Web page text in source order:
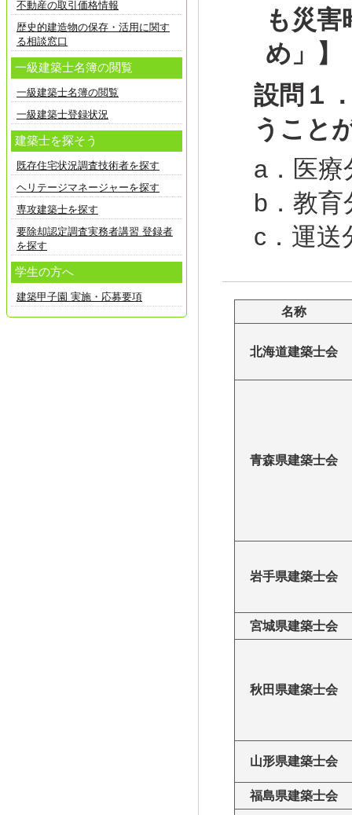
も災
め」】
設問１
うこと
a．医療
b．教育
c．運送
名称
北海道建築士会
青森県建築士会
岩手県建築士会
宮城県建築士会
秋田県建築士会
山形県建築士会
福島県建築士会
不動産の取引価格情報
歴史的建造物の保存・活用に関す
る相談窓口
一級建築士名簿の閲覧
一級建築士名簿の閲覧
一級建築士登録状況
建築士を探そう
既存住宅状況調査技術者を探す
ヘリテージマネージャーを探す
専攻建築士を探す
要除却認定調査実務者講習 登録者
を探す
学生の方へ
建築甲子園 実施・応募要項